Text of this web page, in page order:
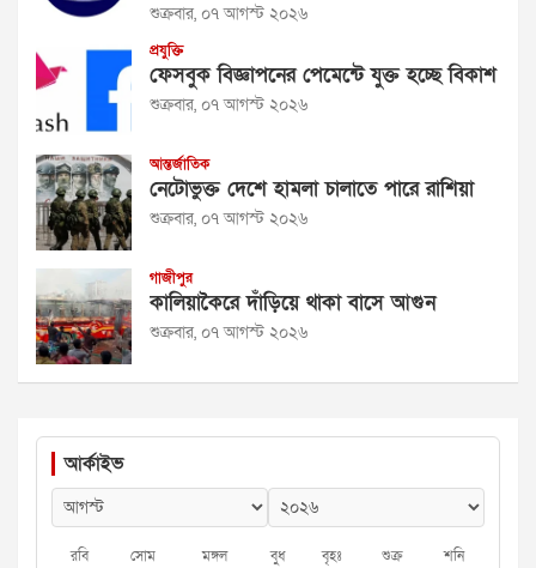
শুক্রবার, ০৭ আগস্ট ২০২৬
প্রযুক্তি
ফেসবুক বিজ্ঞাপনের পেমেন্টে যুক্ত হচ্ছে বিকাশ
শুক্রবার, ০৭ আগস্ট ২০২৬
আন্তর্জাতিক
নেটোভুক্ত দেশে হামলা চালাতে পারে রাশিয়া
শুক্রবার, ০৭ আগস্ট ২০২৬
গাজীপুর
কালিয়াকৈরে দাঁড়িয়ে থাকা বাসে আগুন
শুক্রবার, ০৭ আগস্ট ২০২৬
আর্কাইভ
রবি সোম মঙ্গল বুধ বৃহঃ শুক্র শনি